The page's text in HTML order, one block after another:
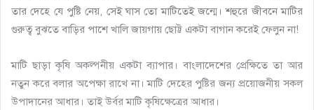
তার দেহে যে পুষ্টি নেয়, সেই ঘাস তো মাটিতেই জন্মে। শহুরে জীবনে মাটির
গুরুত্ব বুঝতে বাড়ির পাশে খালি জায়গায় ছোট্ট একটা বাগান করেই ফেলুন না!
মাটি ছাড়া কৃষি অকল্পনীয় একটা ব্যাপার। বাংলাদেশের প্রেক্ষিতে তা আর
নতুন করে বলার অপেক্ষা রাখে না। মাটি দেহের পুষ্টির জন্য প্রয়োজনীয় সকল
উপাদানের আধার। তাই উর্বর মাটি কৃষিক্ষেত্রের আধার।